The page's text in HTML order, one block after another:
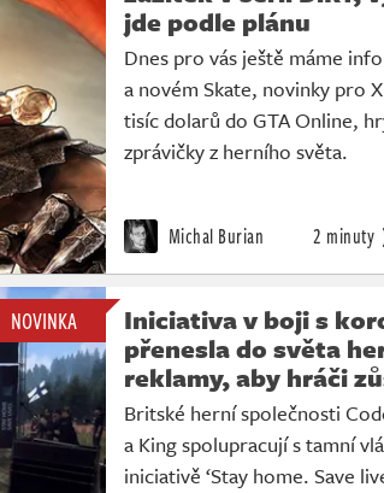
jde podle plánu
Dnes pro vás ještě máme
a novém Skate, novinky pro
tisíc dolarů do GTA Online,
zprávičky z herního světa.
Michal Burian 2 minuty
NOVINKA
Iniciativa v boji s
přenesla do světa
reklamy, aby hráči
Britské herní společnosti
a King spolupracují s tamní
iniciativě ‘Stay home. Save